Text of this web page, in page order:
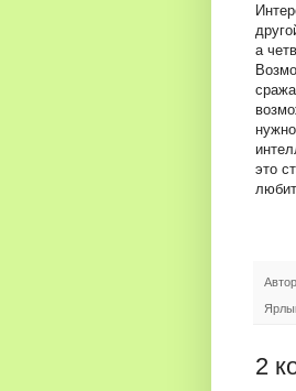
а
это
2